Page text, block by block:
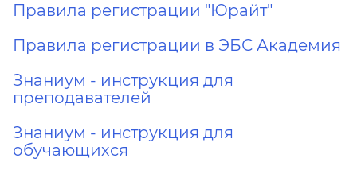
Правила регистрации "Юрайт"
Правила регистрации в ЭБС Академия
Знаниум - инструкция для
преподавателей
Знаниум - инструкция для
обучающихся